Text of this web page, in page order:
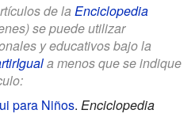
de la Enciclopedia
se puede utilizar
y educativos bajo la
a menos que se indique
para Niños. Enciclopedia